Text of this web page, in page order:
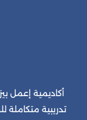
أكاديمية إعمل